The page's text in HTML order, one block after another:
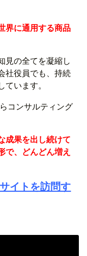
界に通用する商品
見の全てを凝縮し
社役員でも、持続
ています。
コンサルティング
成果を出し続けて
で、どんどん増え
イトを訪問す